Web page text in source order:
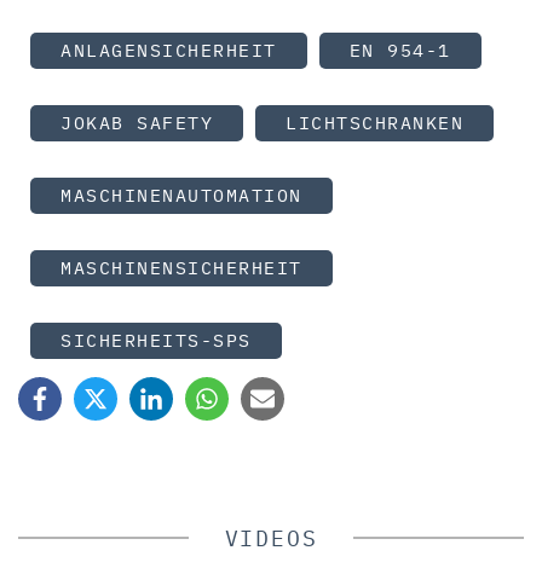
ANLAGENSICHERHEIT EN 954-1
JOKAB SAFETY LICHTSCHRANKEN
MASCHINENAUTOMATION
MASCHINENSICHERHEIT
SICHERHEITS-SPS
VIDEOS